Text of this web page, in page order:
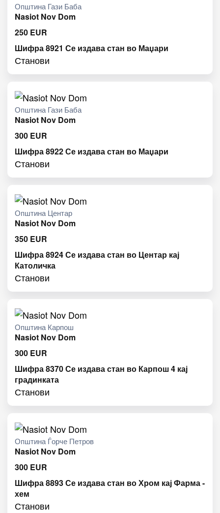
Општина Гази Баба
Nasiot Nov Dom
250 EUR
Шифра 8921 Се издава стан во Маџари
Станови
Општина Гази Баба
Nasiot Nov Dom
300 EUR
Шифра 8922 Се издава стан во Маџари
Станови
Општина Центар
Nasiot Nov Dom
350 EUR
Шифра 8924 Се издава стан во Центар кај
Католичка
Станови
Општина Карпош
Nasiot Nov Dom
300 EUR
Шифра 8370 Се издава стан во Карпош 4 кај
градинката
Станови
Општина Ѓорче Петров
Nasiot Nov Dom
300 EUR
Шифра 8893 Се издава стан во Хром кај Фарма -
хем
Станови